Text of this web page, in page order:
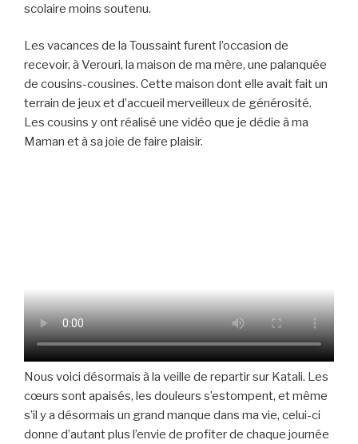
scolaire moins soutenu.
Les vacances de la Toussaint furent l’occasion de
recevoir, à Verouri, la maison de ma mère, une palanquée
de cousins-cousines. Cette maison dont elle avait fait un
terrain de jeux et d’accueil merveilleux de générosité.
Les cousins y ont réalisé une vidéo que je dédie à ma
Maman et à sa joie de faire plaisir.
Nous voici désormais à la veille de repartir sur Katali. Les
cœurs sont apaisés, les douleurs s’estompent, et même
s’il y a désormais un grand manque dans ma vie, celui-ci
donne d’autant plus l’envie de profiter de chaque journée